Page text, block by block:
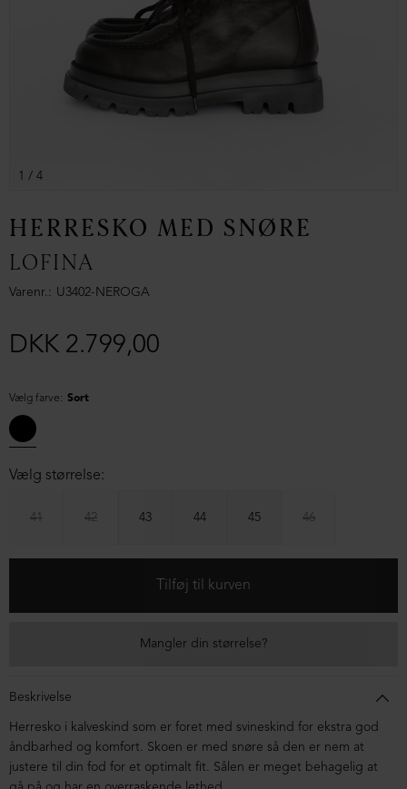
1 / 4
HERRESKO MED SNØRE
LOFINA
Varenr. U3402-NEROGA
DKK 2.799,00
Vælg farve: Sort
Vælg størrelse:
41 42 43 44 45 46
Mangler din størrelse?
Beskrivelse
Herresko i kalveskind som er foret med svineskind for ekstra god
åndbarhed og komfort. Skoen er med snøre så den er nem at
justere til din fod for et optimalt fit. Sålen er meget behagelig at